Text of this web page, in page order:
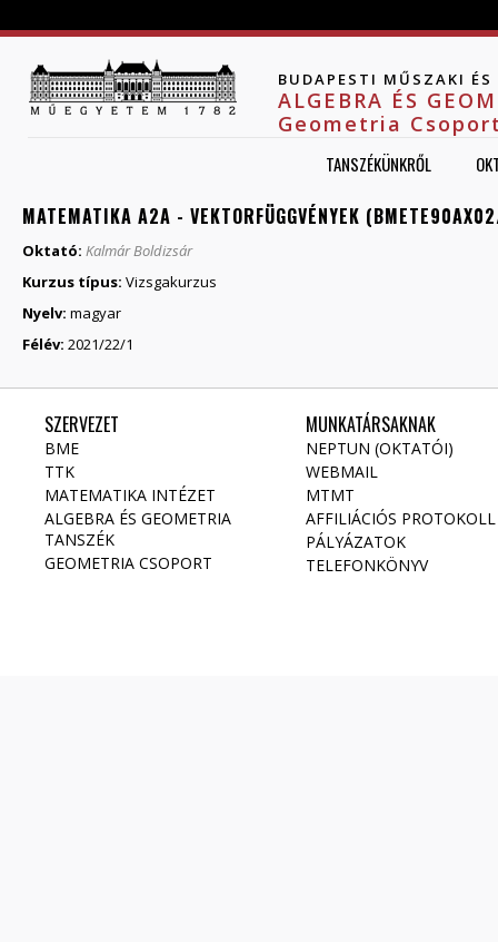
BUDAPESTI MŰSZAKI
ALGEBRA ÉS
Geometria
TANSZÉKÜNKRŐL
MATEMATIKA A2A - VEKTORFÜGGVÉNYEK
Oktató: Kalmár Boldizsár
Kurzus típus: Vizsgakurzus
Nyelv: magyar
Félév: 2021/22/1
SZERVEZET
BME
TTK
MATEMATIKA INTÉZET
ALGEBRA ÉS GEOMETRIA
TANSZÉK
GEOMETRIA CSOPORT
MUNKATÁRSAKNAK
NEPTUN (OKTATÓI)
WEBMAIL
MTMT
AFFILIÁCIÓS PROTOKOLL
PÁLYÁZATOK
TELEFONKÖNYV